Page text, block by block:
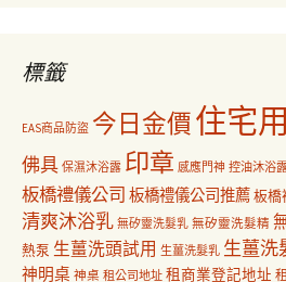
標籤
EAS商品防盜 今日金價住宅
佛具 保濕沐浴露 印章 感應門神 控油沐浴
板橋禮儀公司 板橋禮儀公司推薦板橋
清爽沐浴乳 無矽靈洗髮乳 無矽靈洗髮精
熱泵 生薑洗頭試用 生薑洗髮乳 生薑洗
神明桌 神桌 租公司地址 租商業登記地址